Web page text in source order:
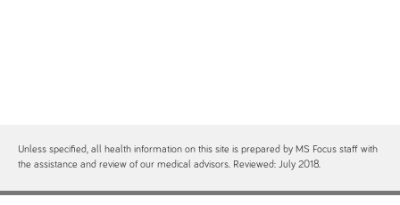
Unless specified, all health information on this site is prepared by MS Focus staff with
the assistance and review of our medical advisors. Reviewed: July 2018.